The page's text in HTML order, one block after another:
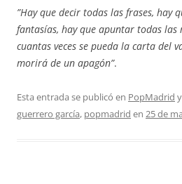
”Hay que decir todas las frases, hay
fantasías, hay que apuntar todas las
cuantas veces se pueda la carta del
morirá de un apagón”.
Esta entrada se publicó en PopMadrid
guerrero garcía, popmadrid en 25 de